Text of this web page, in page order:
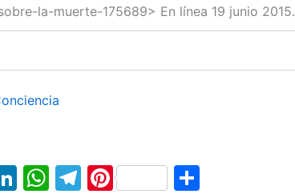
la-muerte-175689> En línea 19 junio 2015.
Li W T Pi